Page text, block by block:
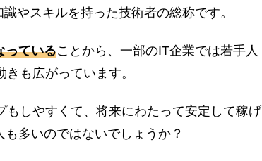
やスキルを持った技術者の総称です。
っていることから、一部のIT企業では若手人
も広がっています。
しやすくて、将来にわたって安定して稼げ
多いのではないでしょうか？